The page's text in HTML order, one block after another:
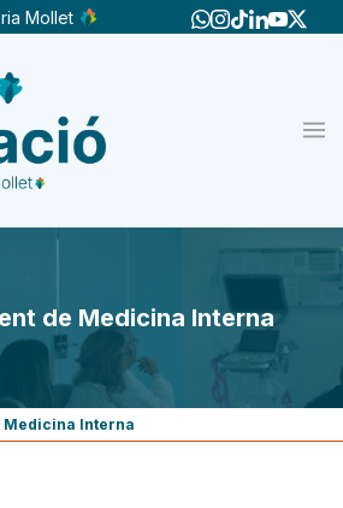
Mollet
de Medicina Interna
Medicina Interna